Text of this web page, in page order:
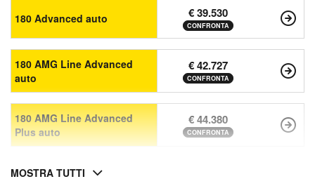
180 Advanced auto € 39.530
CONFRONTA
180 AMG Line Advanced
auto
€ 42.727
CONFRONTA
180 AMG Line Advanced
Plus auto
€ 44.380
CONFRONTA
MOSTRA TUTTI